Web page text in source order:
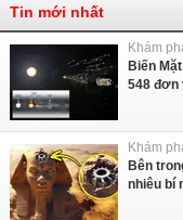
Tin mới nhất
Khám
Biến
548 đơn
Khám
Bên
nhiêu bí